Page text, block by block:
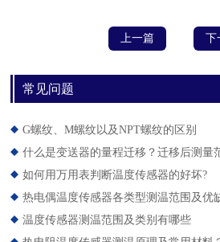
上一篇 下
常见问题
G螺纹、M螺纹以及NPT螺纹的区别
什么是变送器的量程迁移？迁移后测量
如何用万用表判断温度传感器的好坏?
热电偶温度传感器各类型测温范围及优
温度传感器测温范围及类别有哪些